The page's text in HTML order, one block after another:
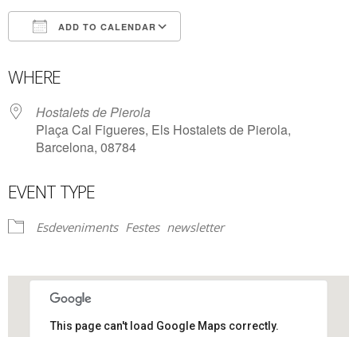
ADD TO CALENDAR
WHERE
Hostalets de Pierola
Plaça Cal Figueres, Els Hostalets de Pierola,
Barcelona, 08784
EVENT TYPE
Esdeveniments Festes newsletter
This page can't load Google Maps correctly.